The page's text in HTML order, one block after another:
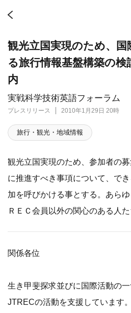
実戦科学技術英語フォーラム
プレスリリース 2010年1月29日 20時
観光立国実現のため、国
る旅行情報基盤構築の検
内
旅行・観光・地域情報
観光立国実現のため、参加者の
に推進すべき事項について、で
加を呼びかける事とする。あら
ＲＥＣ会員以外の関心のある人
関係各位
生き甲斐探求並びに国際活動の
JTRECの活動を支援しています